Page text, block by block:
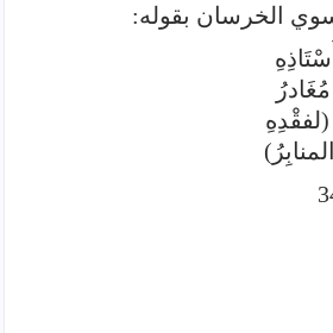
الخرسان بقوله: